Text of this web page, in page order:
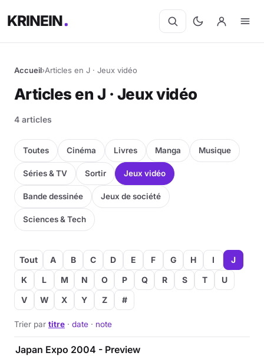
KRINEIN
Cinéma
Séries
Manga
BD
Livres
Jeux vidéo
Jeux de société
Musique
Sciences & Tech
Accueil›Articles en J · Jeux vidéo
Articles en J · Jeux vidéo
4 articles
Toutes Cinéma Livres Manga Musique
Séries & TV Sortir Jeux vidéo
Bande dessinée Jeux de société
Sciences & Tech
Tout A B C D E F G H I
J
K
L M N O P Q R S T
U
V
W X Y Z #
Trier par titre · date · note
Japan Expo 2004 - Preview